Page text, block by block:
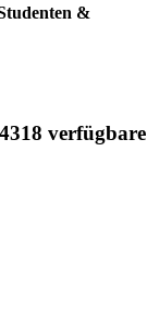
&
verfügbare